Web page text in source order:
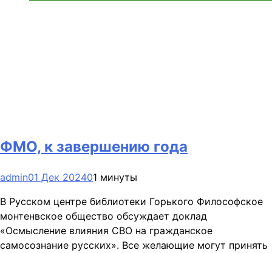
ФМО, к завершению года
admin01 Дек 202401 минуты
В Русском центре библиотеки Горького Философское
монтенвское общество обсуждает доклад
«Осмысление влияния СВО на гражданское
самосознание русских». Все желающие могут принять